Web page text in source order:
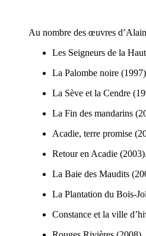
Au nombre des œuvres
Les Seigneurs de la
La Palombe noire
La Sève et la Cendre
La Fin des mandarins
Acadie, terre promise
Retour en Acadie (2003).
La Baie des Maudits
La Plantation du Bois-
Constance et la ville